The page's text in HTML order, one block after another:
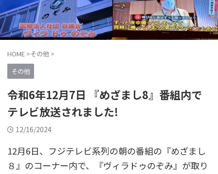
HOME >その他 >
その他
令和6年12月7日 『めざまし8』番組内で
テレビ放送されました!
12/16/2024
12月6日、フジテレビ系列の朝の番組の『めざまし
８』のコーナー内で、『ヴィラドゥのぞみ』が取り